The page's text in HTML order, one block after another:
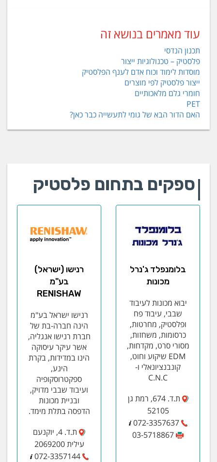
עוד מאמרים בנושא זה
תכנון הנדסי
פלסטיק – טכנולוגיות ייצור
מוסדות לימוד וכוח אדם לענף הפלסטיק
ייצור פלסטיק לפי מוצרים
חומרי גלם מלאכותיים
PET
האם הדור הבא של גומי לתעשייה כבר כאן?
ספקים בתחום פלסטיק
בלומנפלד ג'נרל
מכונות
יבוא מכונות לעיבוד
שבבי, עיבוד פח
ופלסטיק, מחרטות,
כרסומות, משחזות,
מסורי סרט, מקדחות,
EDM שיקוע וחוט,
קונבנציונאלי ו-
C.N.C
ת.ד. 674, רמת גן
52105
072-3357637
03-5718867
רנישו (ישראל)
בע"מ
RENISHAW
רנישו ישראל בע"מ
הינה חברה-בת של
חברת רנישו אנגליה,
אשר עיקר עיסוקה
הינו במדידות, בקרת
הינע,
ספקטרוסקופיה
ועיבוד שבבי מדויק,
ובניית מכונות
הדפסה בתלת מימד.
ת.ד. 4, יוקנעם
עילית 2069200
072-3357144